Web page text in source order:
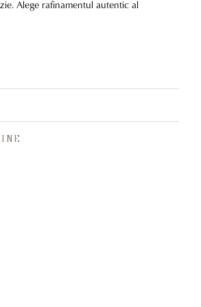
Alege rafinamentul autentic al